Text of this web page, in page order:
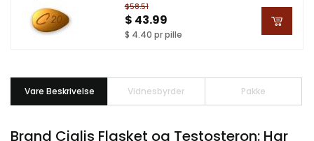
$58.51
$ 43.99
$ 4.40 pr pille
Vare Beskrivelse Vidnesbyrder Pakke
Brand Cialis Flasket og Testosteron: Har